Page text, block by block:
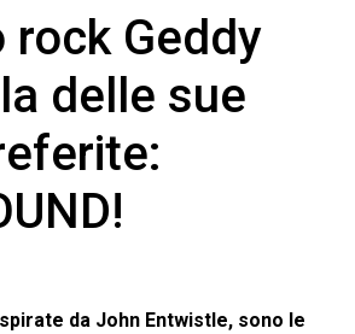
Geddy
delle sue
da John Entwistle, sono le